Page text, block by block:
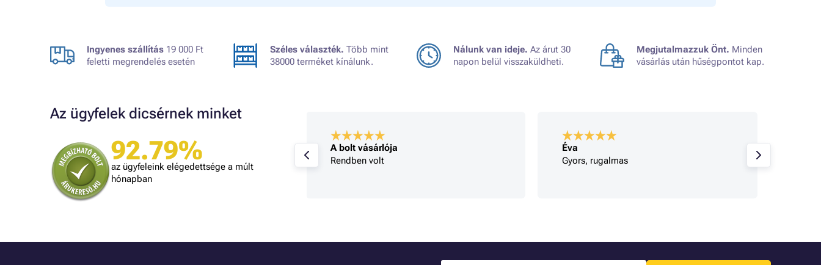
Ingyenes szállítás 19 000 Ft
feletti megrendelés esetén
Széles választék. Több mint
38000 terméket kínálunk.
Nálunk van ideje. Az árut 30
napon belül visszaküldheti.
Megjutalmazzuk Önt. Minden
vásárlás után hűségpontot kap.
Az ügyfelek dicsérnek minket
92.79%
az ügyfeleink elégedettsége a múlt
hónapban
A bolt vásárlója
Minden úgy történt ahogyan ígérték.
gy kéne minden kereskedőnek dolgozni.
A bolt vásárlója
Rendben volt
Éva
Gyors, rugalmas